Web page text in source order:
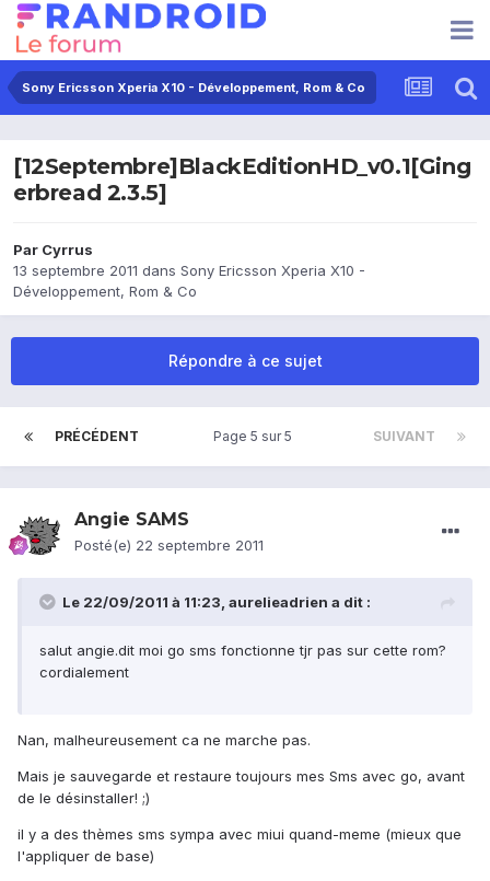
Sony Ericsson Xperia X10 - Développement, Rom & Co
[12Septembre]BlackEditionHD_v0.1[Ging
erbread 2.3.5]
Par Cyrrus
13 septembre 2011 dans Sony Ericsson Xperia X10 -
Développement, Rom & Co
Répondre à ce sujet
PRÉCÉDENT SUIVANT
Page 5 sur 5
Angie SAMS
Posté(e) 22 septembre 2011
Le 22/09/2011 à 11:23, aurelieadrien a dit :
salut angie.dit moi go sms fonctionne tjr pas sur cette rom?
cordialement
Nan, malheureusement ca ne marche pas.
Mais je sauvegarde et restaure toujours mes Sms avec go, avant
de le désinstaller! ;)
il y a des thèmes sms sympa avec miui quand-meme (mieux que
l'appliquer de base)